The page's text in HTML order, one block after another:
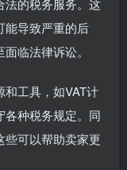
法的税务服务。这
能导致严重的后
临法律诉讼。
工具，如VAT计
各种税务规定。同
些可以帮助卖家更